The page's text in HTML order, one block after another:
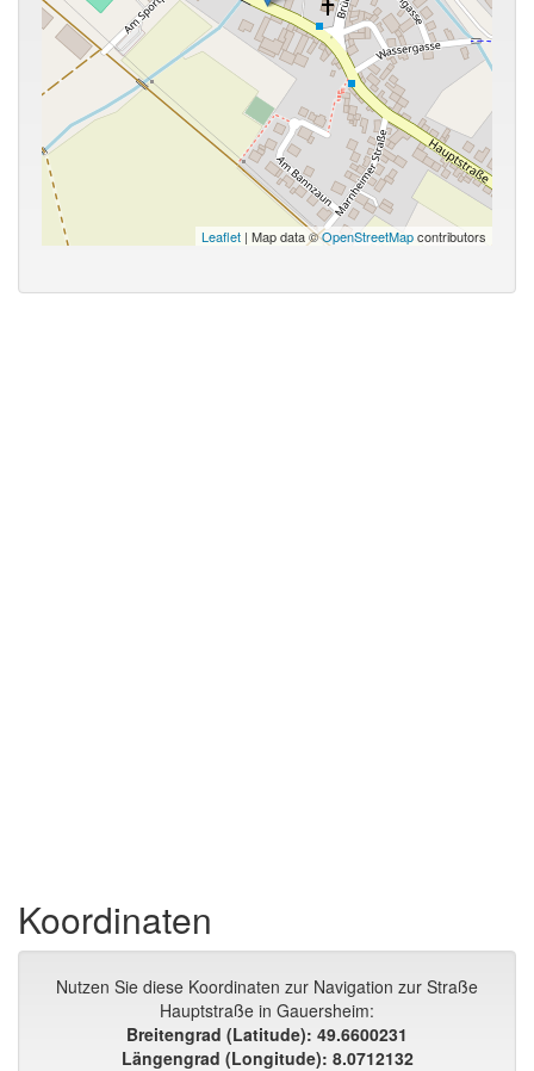
Leaflet | Map data ©OpenStreetMapcontributors
Koordinaten
Nutzen Sie diese Koordinaten zur Navigation zur Straße
Hauptstraße in Gauersheim:
Breitengrad (Latitude): 49.6600231
Längengrad (Longitude): 8.0712132